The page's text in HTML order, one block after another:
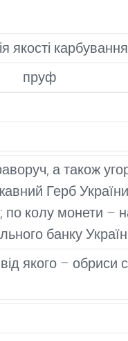
якості карбування
пруф
а також
Герб
по колу
банку
якого – обриси